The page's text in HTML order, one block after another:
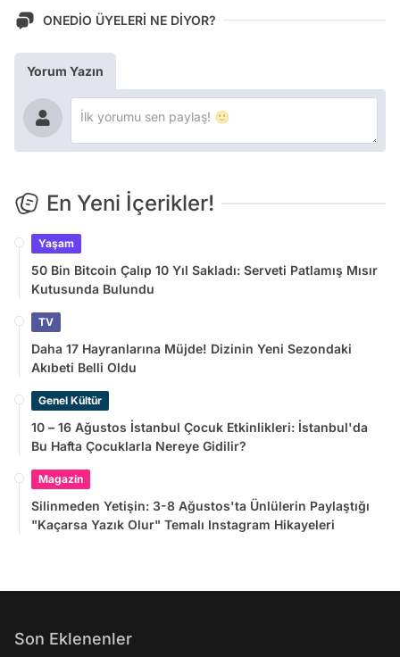
ONEDİO ÜYELERİ NE DİYOR?
Yorum Yazın
En Yeni İçerikler!
Yaşam
50 Bin Bitcoin Çalıp 10 Yıl Sakladı: Serveti Patlamış Mısır
Kutusunda Bulundu
TV
Daha 17 Hayranlarına Müjde! Dizinin Yeni Sezondaki
Akıbeti Belli Oldu
Genel Kültür
10 – 16 Ağustos İstanbul Çocuk Etkinlikleri: İstanbul'da
Bu Hafta Çocuklarla Nereye Gidilir?
Magazin
Silinmeden Yetişin: 3-8 Ağustos'ta Ünlülerin Paylaştığı
"Kaçarsa Yazık Olur" Temalı Instagram Hikayeleri
Son Eklenenler